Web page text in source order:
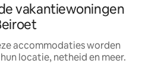
vakantiewoningen
accommodaties worden
locatie, netheid en meer.